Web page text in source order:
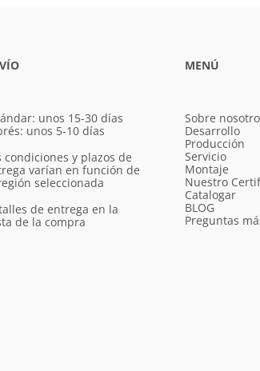
unos 15-30 días
unos 5-10 días
condiciones y plazos de
varían en función de
seleccionada
de entrega en la
de la compra
MENÚ
Sobre
Desarrollo
Producción
Servicio
Montaje
Nuestro
Catalogar
BLOG
Preguntas